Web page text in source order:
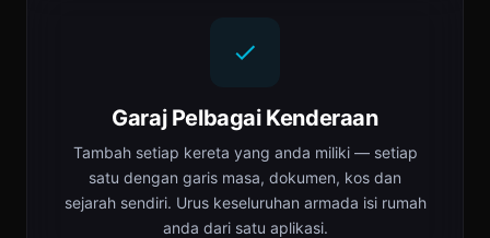
Garaj Pelbagai Kenderaan
Tambah setiap kereta yang anda miliki — setiap
satu dengan garis masa, dokumen, kos dan
sejarah sendiri. Urus keseluruhan armada isi rumah
anda dari satu aplikasi.